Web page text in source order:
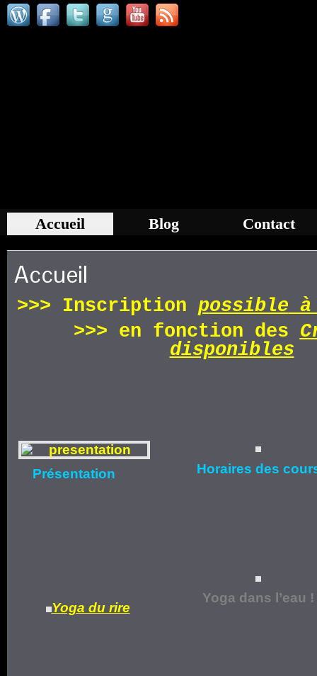
Accueil Blog Contact
Accueil
>>> Inscription possible à
>>> en fonction des
disponibles
Présentation Horaires des
Yoga du rire
Yoga dans l’eau !